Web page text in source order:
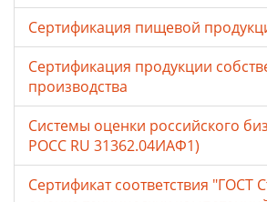
Сертификация пищевой
Сертификация продукции
производства
Системы оценки российского
РОСС RU 31362.04ИАФ1)
Сертификат соответствия "ГОСТ